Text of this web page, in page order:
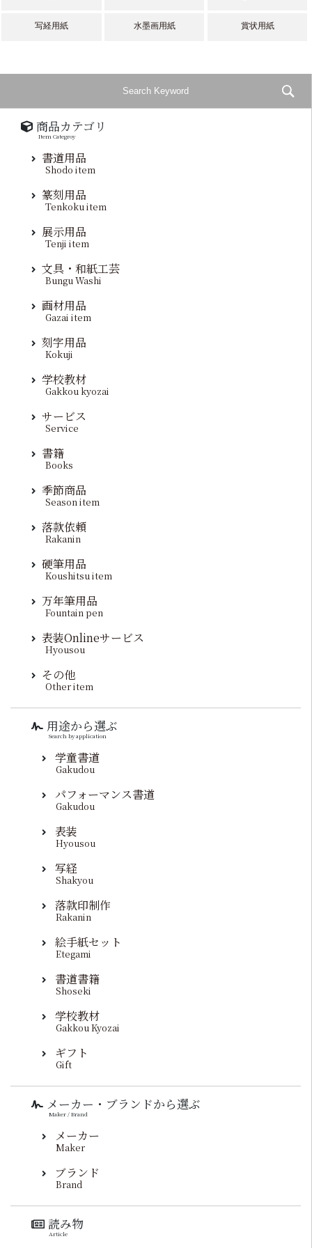
写経用紙 水墨画用紙 賞状用紙
商品カテゴリ
Item Categroy
書道用品
Shodo item
篆刻用品
Tenkoku item
展示用品
Tenji item
文具・和紙工芸
Bungu Washi
画材用品
Gazai item
刻字用品
Kokuji
学校教材
Gakkou kyozai
サービス
Service
書籍
Books
季節商品
Season item
落款依頼
Rakanin
硬筆用品
Koushitsu item
万年筆用品
Fountain pen
表装Onlineサービス
Hyousou
その他
Other item
用途から選ぶ
Search by application
学童書道
Gakudou
パフォーマンス書道
Gakudou
表装
Hyousou
写経
Shakyou
落款印制作
Rakanin
絵手紙セット
Etegami
書道書籍
Shoseki
学校教材
Gakkou Kyozai
ギフト
Gift
メーカー・ブランドから選ぶ
Maker / Brand
メーカー
Maker
ブランド
Brand
読み物
Article